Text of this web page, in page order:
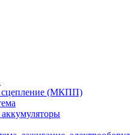
сцепление (МКПП)